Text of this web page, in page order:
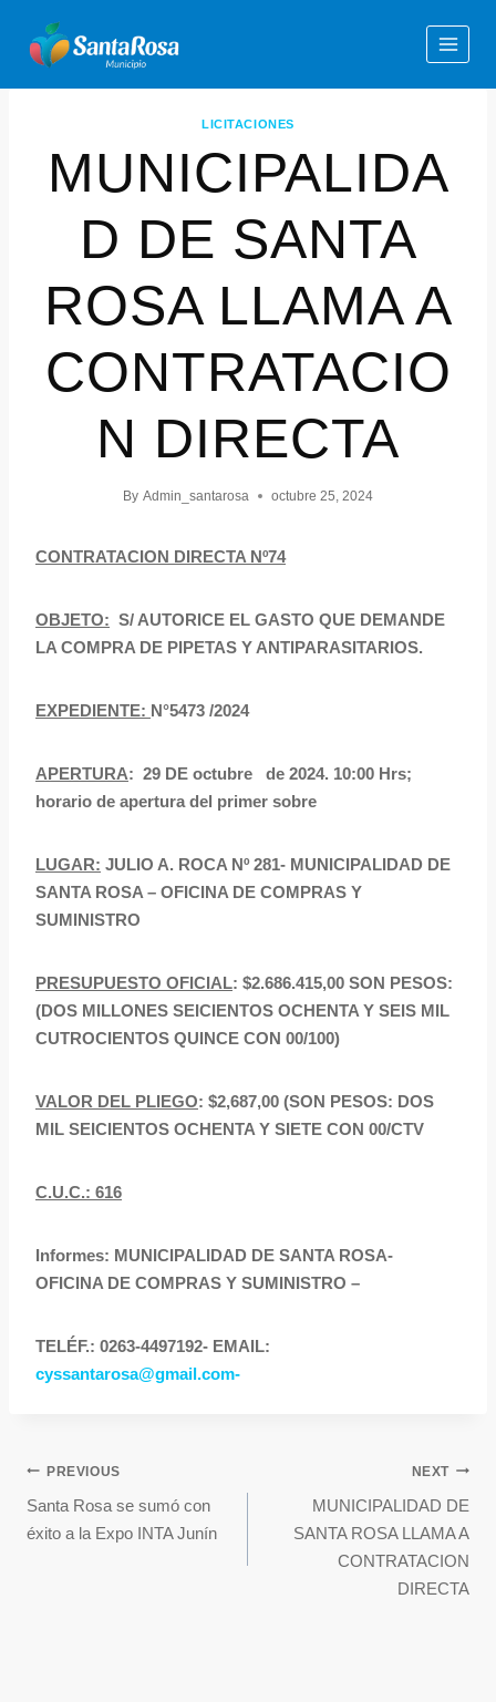
LICITACIONES
MUNICIPALIDA
D DE SANTA
ROSA LLAMA A
CONTRATACIO
N DIRECTA
By Admin_santarosa octubre 25, 2024
CONTRATACION DIRECTA Nº74
OBJETO: S/ AUTORICE EL GASTO QUE DEMANDE
LA COMPRA DE PIPETAS Y ANTIPARASITARIOS.
EXPEDIENTE: N°5473 /2024
APERTURA: 29 DE octubre de 2024. 10:00 Hrs;
horario de apertura del primer sobre
LUGAR: JULIO A. ROCA Nº 281- MUNICIPALIDAD DE
SANTA ROSA – OFICINA DE COMPRAS Y
SUMINISTRO
PRESUPUESTO OFICIAL: $2.686.415,00 SON PESOS:
(DOS MILLONES SEICIENTOS OCHENTA Y SEIS MIL
CUTROCIENTOS QUINCE CON 00/100)
VALOR DEL PLIEGO: $2,687,00 (SON PESOS: DOS
MIL SEICIENTOS OCHENTA Y SIETE CON 00/CTV
C.U.C.: 616
Informes: MUNICIPALIDAD DE SANTA ROSA-
OFICINA DE COMPRAS Y SUMINISTRO –
TELÉF.: 0263-4497192- EMAIL:
cyssantarosa@gmail.com-
PREVIOUS
Santa Rosa se sumó con
éxito a la Expo INTA Junín
NEXT
MUNICIPALIDAD DE
SANTA ROSA LLAMA A
CONTRATACION
DIRECTA